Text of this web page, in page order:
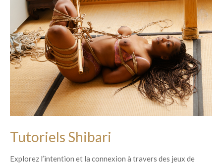
Tutoriels Shibari
Explorez l’intention et la connexion à travers des jeux de